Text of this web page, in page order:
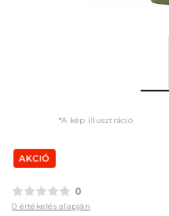
*A kép illusztráció
AKCIÓ
0
0 értékelés alapján